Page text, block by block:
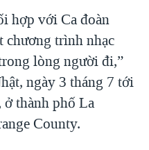
GAZA
hợp với Ca đoàn
chương trình nhạc
lòng người đi,”
ngày 3 tháng 7 tới
thành phố La
County.